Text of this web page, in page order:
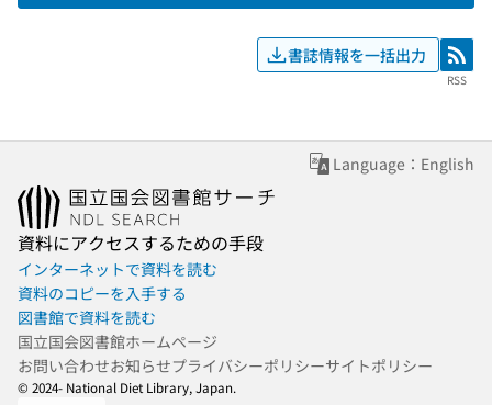
書誌情報を一括出力 RSS
RSS
Language：English
資料にアクセスするための手段
インターネットで資料を読む
資料のコピーを入手する
図書館で資料を読む
国立国会図書館ホームページ
お問い合わせお知らせプライバシーポリシーサイトポリシー
© 2024- National Diet Library, Japan.